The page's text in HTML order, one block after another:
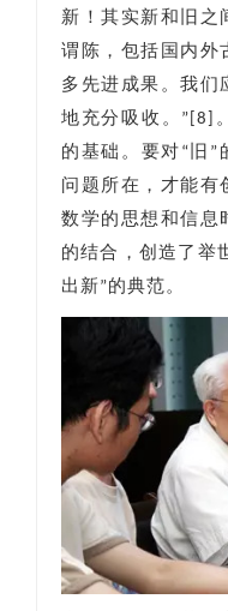
新！其实新和旧之
谓陈，包括国内外
多先进成果。我们
地充分吸收。”[8]
的基础。要对“旧”
问题所在，才能
数学的思想和信息
的结合，创造了举
出新”的典范。